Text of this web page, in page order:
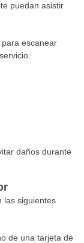
puedan asistir
escanear
daños durante
las siguientes
de una tarjeta de